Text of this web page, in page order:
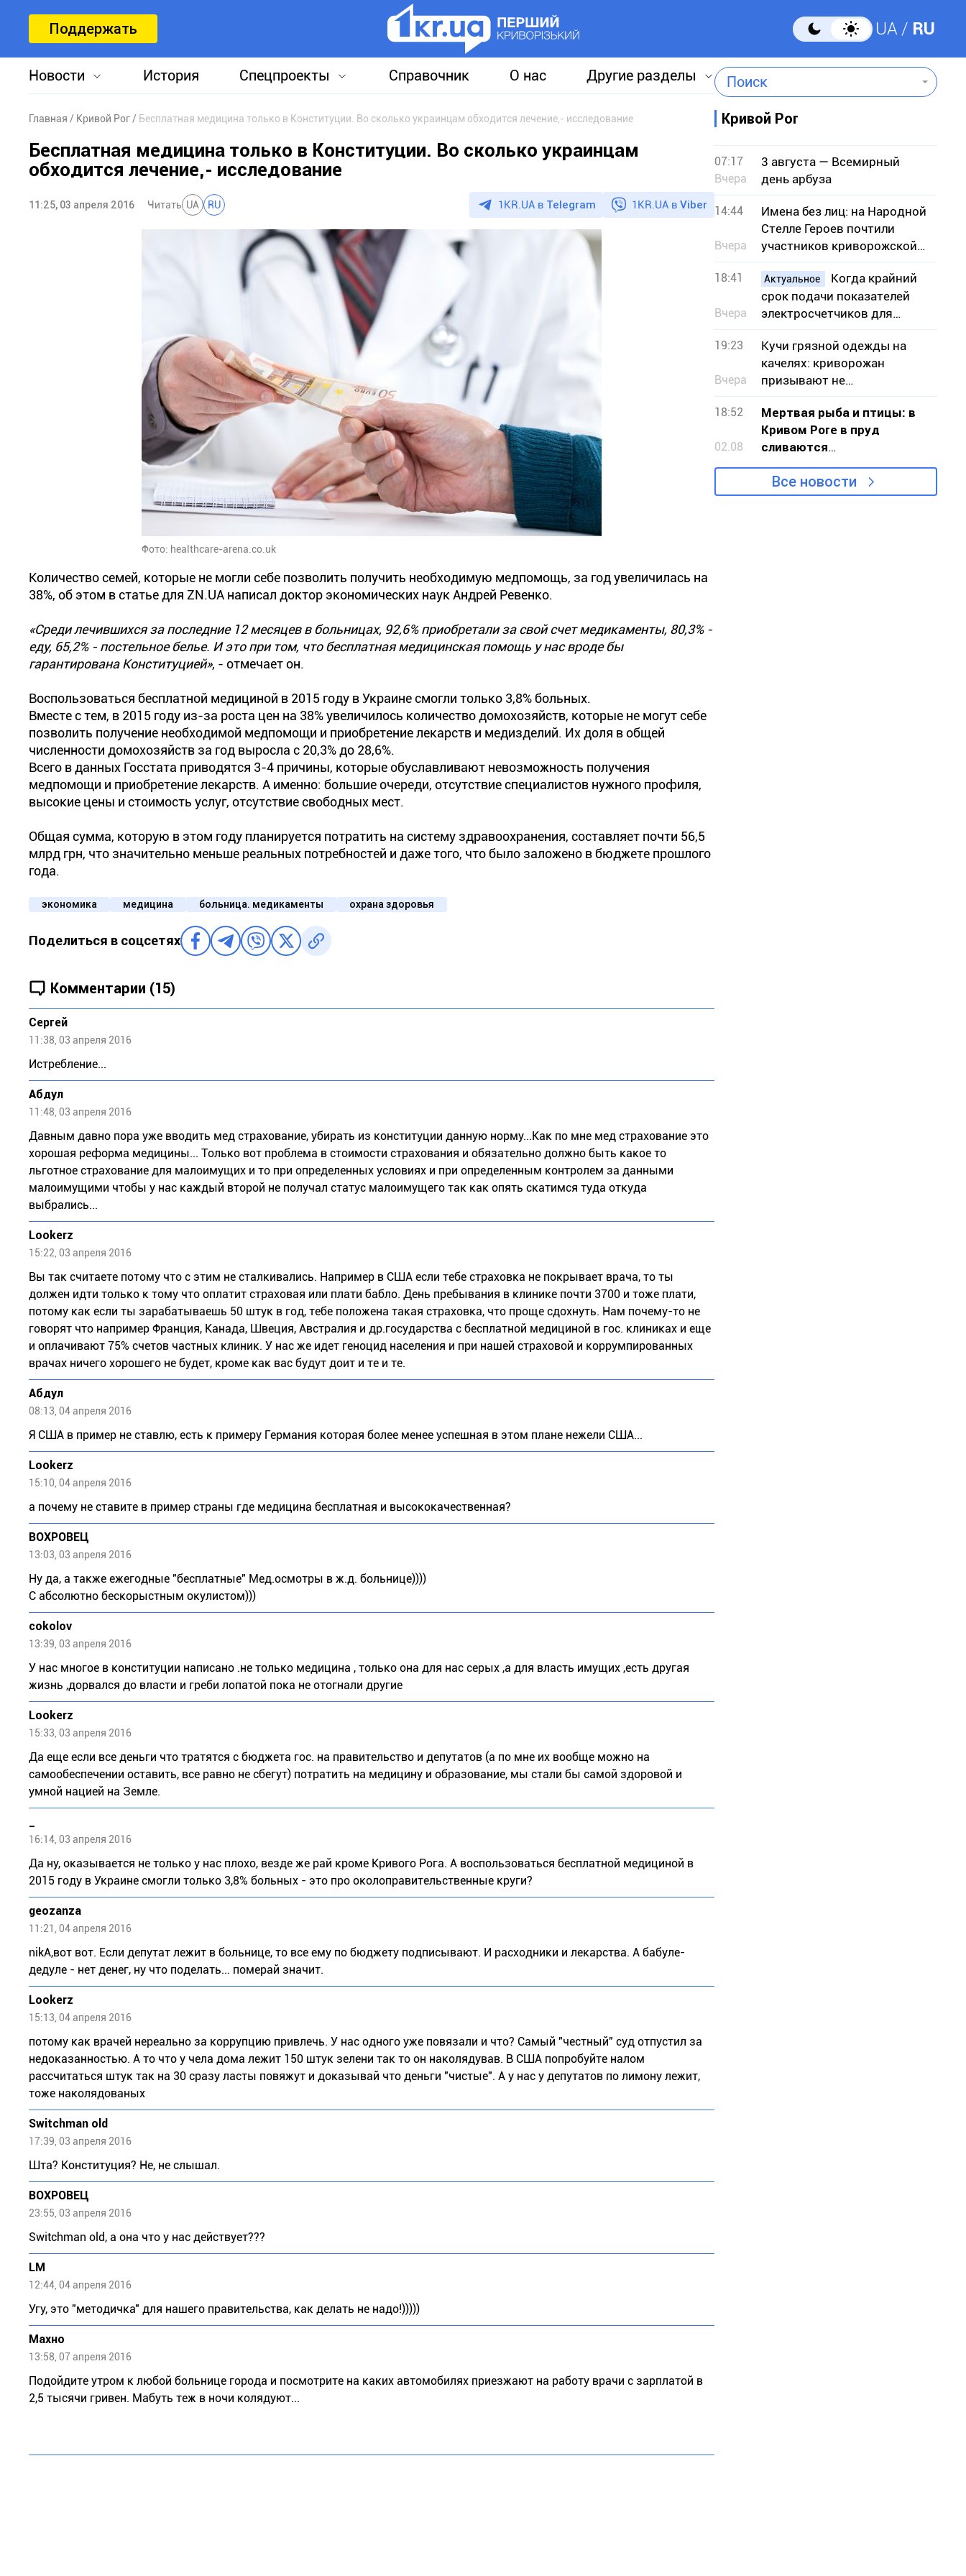
Поддержать UA RU
Новости История Спецпроекты Справочник О нас Другие разделы Поиск
Главная Кривой Рог Бесплатная медицина только в Конституции. Во сколько украинцам обходится лечение,- исследование
Бесплатная медицина только в Конституции. Во сколько украинцам
обходится лечение,- исследование
11:25, 03 апреля 2016 Читать UA RU 1KR.UA в Telegram 1KR.UA в Viber
Фото: healthcare-arena.co.uk
Количество семей, которые не могли себе позволить получить необходимую медпомощь, за год увеличилась на
38%, об этом в статье для ZN.UA написал доктор экономических наук Андрей Ревенко.
«Среди лечившихся за последние 12 месяцев в больницах, 92,6% приобретали за свой счет медикаменты, 80,3% -
еду, 65,2% - постельное белье. И это при том, что бесплатная медицинская помощь у нас вроде бы
гарантирована Конституцией», - отмечает он.
Воспользоваться бесплатной медициной в 2015 году в Украине смогли только 3,8% больных.
Вместе с тем, в 2015 году из-за роста цен на 38% увеличилось количество домохозяйств, которые не могут себе
позволить получение необходимой медпомощи и приобретение лекарств и медизделий. Их доля в общей
численности домохозяйств за год выросла с 20,3% до 28,6%.
Всего в данных Госстата приводятся 3-4 причины, которые обуславливают невозможность получения
медпомощи и приобретение лекарств. А именно: большие очереди, отсутствие специалистов нужного профиля,
высокие цены и стоимость услуг, отсутствие свободных мест.
Общая сумма, которую в этом году планируется потратить на систему здравоохранения, составляет почти 56,5
млрд грн, что значительно меньше реальных потребностей и даже того, что было заложено в бюджете прошлого
года.
экономика медицина больница. медикаменты охрана здоровья
Поделиться в соцсетях
Комментарии (15)
Сергей
11:38, 03 апреля 2016
Истребление...
Абдул
11:48, 03 апреля 2016
Давным давно пора уже вводить мед страхование, убирать из конституции данную норму...Как по мне мед страхование это
хорошая реформа медицины... Только вот проблема в стоимости страхования и обязательно должно быть какое то
льготное страхование для малоимущих и то при определенных условиях и при определенным контролем за данными
малоимущими чтобы у нас каждый второй не получал статус малоимущего так как опять скатимся туда откуда
выбрались...
Lookerz
15:22, 03 апреля 2016
Вы так считаете потому что с этим не сталкивались. Например в США если тебе страховка не покрывает врача, то ты
должен идти только к тому что оплатит страховая или плати бабло. День пребывания в клинике почти 3700 и тоже плати,
потому как если ты зарабатываешь 50 штук в год, тебе положена такая страховка, что проще сдохнуть. Нам почему-то не
говорят что например Франция, Канада, Швеция, Австралия и др.государства с бесплатной медициной в гос. клиниках и еще
и оплачивают 75% счетов частных клиник. У нас же идет геноцид населения и при нашей страховой и коррумпированных
врачах ничего хорошего не будет, кроме как вас будут доит и те и те.
Абдул
08:13, 04 апреля 2016
Я США в пример не ставлю, есть к примеру Германия которая более менее успешная в этом плане нежели США...
Lookerz
15:10, 04 апреля 2016
а почему не ставите в пример страны где медицина бесплатная и высококачественная?
ВОХРОВЕЦ
13:03, 03 апреля 2016
Ну да, а также ежегодные "бесплатные" Мед.осмотры в ж.д. больнице))))
С абсолютно бескорыстным окулистом)))
cokolov
13:39, 03 апреля 2016
У нас многое в конституции написано .не только медицина , только она для нас серых ,а для власть имущих ,есть другая
жизнь ,дорвался до власти и греби лопатой пока не отогнали другие
Lookerz
15:33, 03 апреля 2016
Да еще если все деньги что тратятся с бюджета гос. на правительство и депутатов (а по мне их вообще можно на
самообеспечении оставить, все равно не сбегут) потратить на медицину и образование, мы стали бы самой здоровой и
умной нацией на Земле.
16:14, 03 апреля 2016
Да ну, оказывается не только у нас плохо, везде же рай кроме Кривого Рога. А воспользоваться бесплатной медициной в
2015 году в Украине смогли только 3,8% больных - это про околоправительственные круги?
geozanza
11:21, 04 апреля 2016
nikА,вот вот. Если депутат лежит в больнице, то все ему по бюджету подписывают. И расходники и лекарства. А бабуле-
дедуле - нет денег, ну что поделать... померай значит.
Lookerz
15:13, 04 апреля 2016
потому как врачей нереально за коррупцию привлечь. У нас одного уже повязали и что? Самый "честный" суд отпустил за
недоказанностью. А то что у чела дома лежит 150 штук зелени так то он наколядував. В США попробуйте налом
рассчитаться штук так на 30 сразу ласты повяжут и доказывай что деньги "чистые". А у нас у депутатов по лимону лежит,
тоже наколядованых
Switchman old
17:39, 03 апреля 2016
Шта? Конституция? Не, не слышал.
ВОХРОВЕЦ
23:55, 03 апреля 2016
Switchman old, а она что у нас действует???
LM
12:44, 04 апреля 2016
Угу, это "методичка" для нашего правительства, как делать не надо!)))))
Махно
13:58, 07 апреля 2016
Подойдите утром к любой больнице города и посмотрите на каких автомобилях приезжают на работу врачи с зарплатой в
2,5 тысячи гривен. Мабуть теж в ночи колядуют...
Кривой Рог
07:17
Вчера
3 августа — Всемирный
день арбуза
14:44
Вчера
Имена без лиц: на Народной
Стелле Героев почтили
участников криворожской
ячейки ОУН
18:41
Вчера
Актуальное
Когда крайний
срок подачи показателей
электросчетчиков для
криворожан
19:23
Вчера
Кучи грязной одежды на
качелях: криворожан
призывают не
загромождать детские
площадки
18:52
02.08
Мертвая рыба и птицы: в
Кривом Роге в пруд
сливаются
канализационные стоки
Все новости